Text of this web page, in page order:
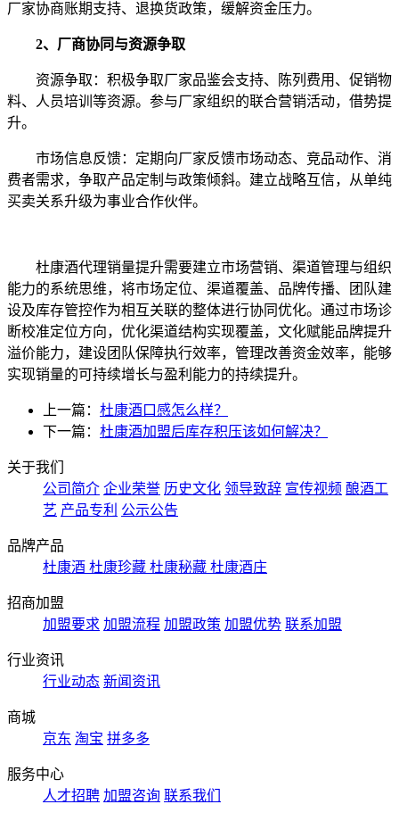
厂家协商账期支持、退换货政策，缓解资金压力。
2、厂商协同与资源争取
资源争取：积极争取厂家品鉴会支持、陈列费用、促销物
料、人员培训等资源。参与厂家组织的联合营销活动，借势提
升。
市场信息反馈：定期向厂家反馈市场动态、竞品动作、消
费者需求，争取产品定制与政策倾斜。建立战略互信，从单纯
买卖关系升级为事业合作伙伴。
杜康酒代理销量提升需要建立市场营销、渠道管理与组织
能力的系统思维，将市场定位、渠道覆盖、品牌传播、团队建
设及库存管控作为相互关联的整体进行协同优化。通过市场诊
断校准定位方向，优化渠道结构实现覆盖，文化赋能品牌提升
溢价能力，建设团队保障执行效率，管理改善资金效率，能够
实现销量的可持续增长与盈利能力的持续提升。
上一篇： 杜康酒口感怎么样？
下一篇： 杜康酒加盟后库存积压该如何解决？
关于我们
公司简介 企业荣誉 历史文化 领导致辞 宣传视频 酿酒工
艺 产品专利 公示公告
品牌产品
杜康酒 杜康珍藏 杜康秘藏 杜康酒庄
招商加盟
加盟要求 加盟流程 加盟政策 加盟优势 联系加盟
行业资讯
行业动态 新闻资讯
商城
京东 淘宝 拼多多
服务中心
人才招聘 加盟咨询 联系我们